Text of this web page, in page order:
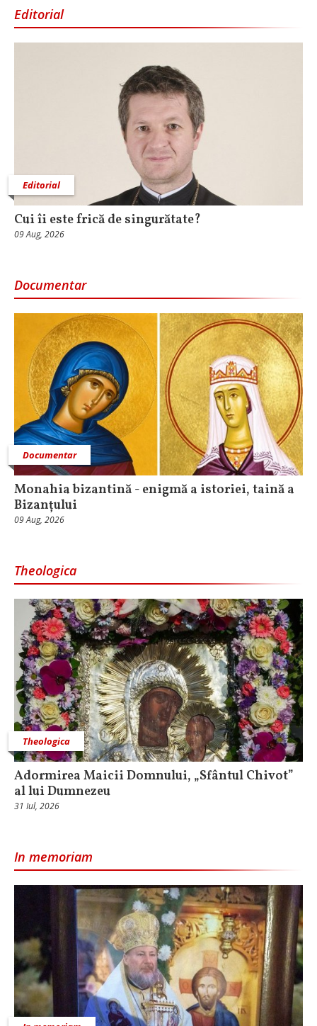
Editorial
Editorial
Cui îi este frică de singurătate?
09 Aug, 2026
Documentar
Documentar
Monahia bizantină - enigmă a istoriei, taină a
Bizanțului
09 Aug, 2026
Theologica
Theologica
Adormirea Maicii Domnului, „Sfântul Chivot”
al lui Dumnezeu
31 Iul, 2026
In memoriam